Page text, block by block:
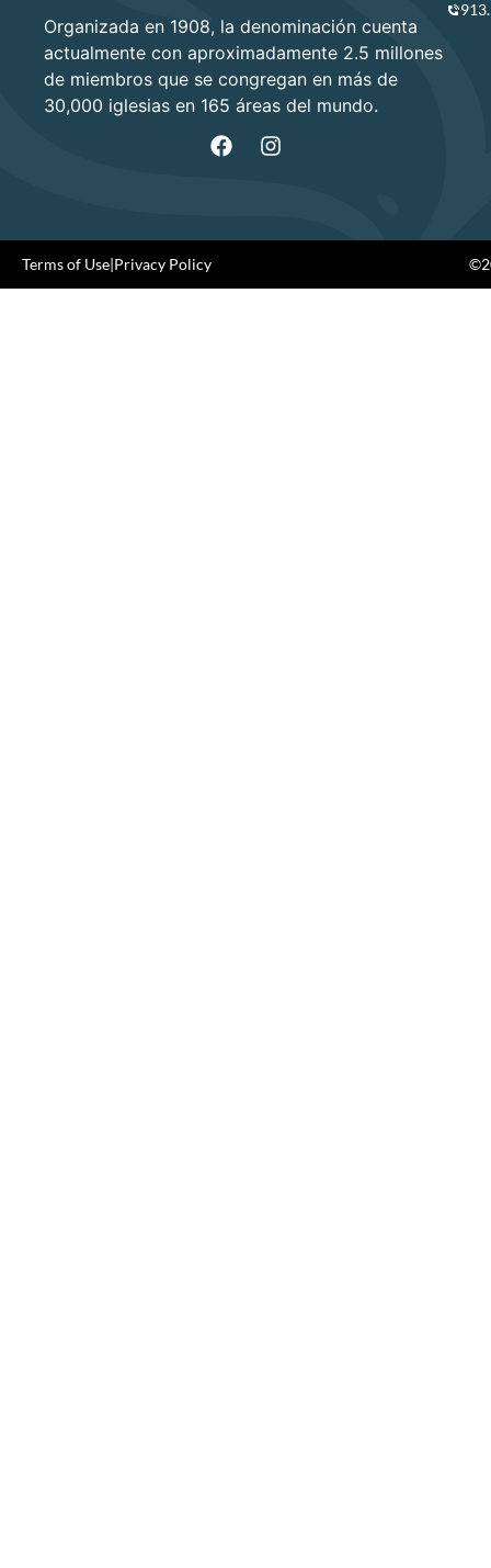
Organizada en 1908, la denominación cuenta
actualmente con aproximadamente 2.5 millones
de miembros que se congregan en más de
30,000 iglesias en 165 áreas del mundo.
Terms of Use|Privacy Policy